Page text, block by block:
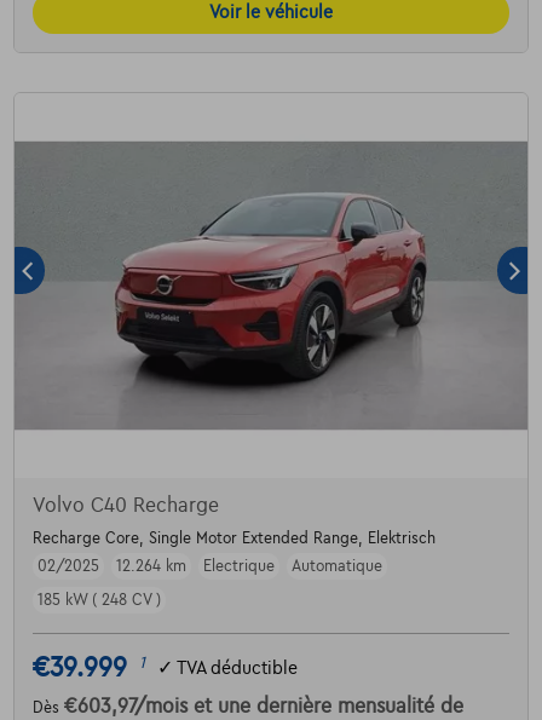
Voir le véhicule
Volvo C40 Recharge
Recharge Core, Single Motor Extended Range, Elektrisch
02/2025
12.264 km Electrique
Automatique
185 kW ( 248 CV )
€39.999 1 ✓ TVA déductible
Dès €603,97/mois et une dernière mensualité de